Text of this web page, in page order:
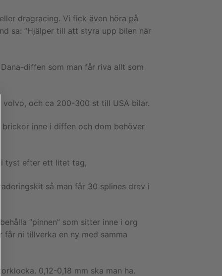
dragracing. Vi fick även höra på
sa: ”Hjälper till att styra upp bilen när
diffen som man får riva allt som
och ca 200-300 st till USA bilar.
inne i diffen och dom behöver
tyst efter ett litet tag,
så man får 30 splines drev i
”pinnen” som sitter inne i org
ni tillverka en ny med samma
0,12-0,18 mm ska man ha.